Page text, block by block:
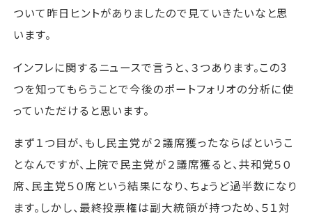
ついて昨日ヒントがありましたので見ていきたいなと思
います。
インフレに関するニュースで言うと、３つあります。この3
つを知ってもらうことで今後のポートフォリオの分析に使
っていただけると思います。
まず１つ目が、もし民主党が２議席獲ったならばというこ
となんですが、上院で民主党が２議席獲ると、共和党５０
席、民主党５０席という結果になり、ちょうど過半数になり
ます。しかし、最終投票権は副大統領が持つため、５１対